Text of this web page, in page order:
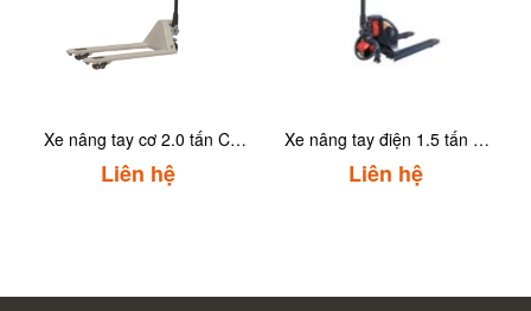
Xe nâng tay cơ 2.0 tấn CT
Power AC2000
Liên hệ
Xe nâng tay điện 1.5 tấn CT
Power ETU15GF
Liên hệ